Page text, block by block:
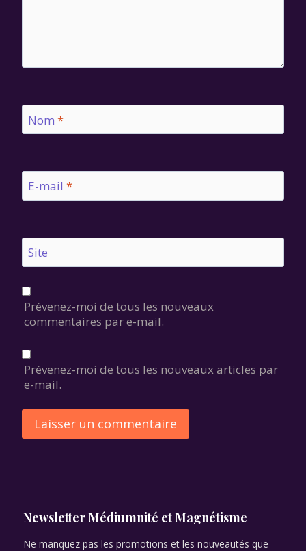
Nom *
E-mail *
Site
Prévenez-moi de tous les nouveaux
commentaires par e-mail.
Prévenez-moi de tous les nouveaux articles par
e-mail.
Newsletter Médiumnité et Magnétisme
Ne manquez pas les promotions et les nouveautés que